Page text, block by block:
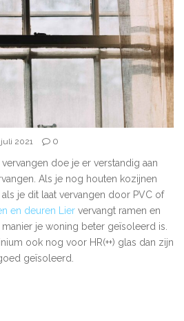
2021 0
doe je er verstandig aan
Als je nog houten kozijnen
je dit laat vervangen door PVC of
en deuren Lier vervangt ramen en
je woning beter geïsoleerd is.
ook nog voor HR(++) glas dan zijn
geïsoleerd.